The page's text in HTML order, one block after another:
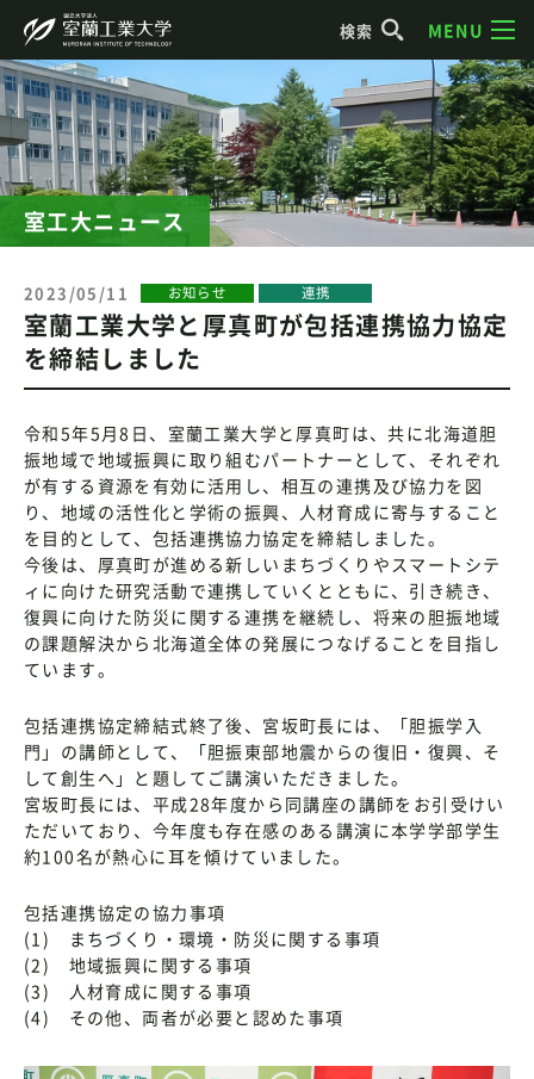
検索 MENU
室工大ニュース
2023/05/11 お知らせ 連携
室蘭工業大学と厚真町が包括連携協力協定
を締結しました
令和5年5月8日、室蘭工業大学と厚真町は、共に北海道胆
振地域で地域振興に取り組むパートナーとして、それぞれ
が有する資源を有効に活用し、相互の連携及び協力を図
り、地域の活性化と学術の振興、人材育成に寄与すること
を目的として、包括連携協力協定を締結しました。
今後は、厚真町が進める新しいまちづくりやスマートシテ
ィに向けた研究活動で連携していくとともに、引き続き、
復興に向けた防災に関する連携を継続し、将来の胆振地域
の課題解決から北海道全体の発展につなげることを目指し
ています。
包括連携協定締結式終了後、宮坂町長には、「胆振学入
門」の講師として、「胆振東部地震からの復旧・復興、そ
して創生へ」と題してご講演いただきました。
宮坂町長には、平成28年度から同講座の講師をお引受けい
ただいており、今年度も存在感のある講演に本学学部学生
約100名が熱心に耳を傾けていました。
包括連携協定の協力事項
(1) まちづくり・環境・防災に関する事項
(2) 地域振興に関する事項
(3) 人材育成に関する事項
(4) その他、両者が必要と認めた事項